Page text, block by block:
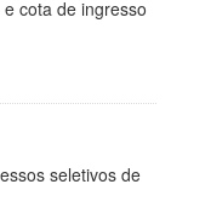
cota de ingresso
seletivos de